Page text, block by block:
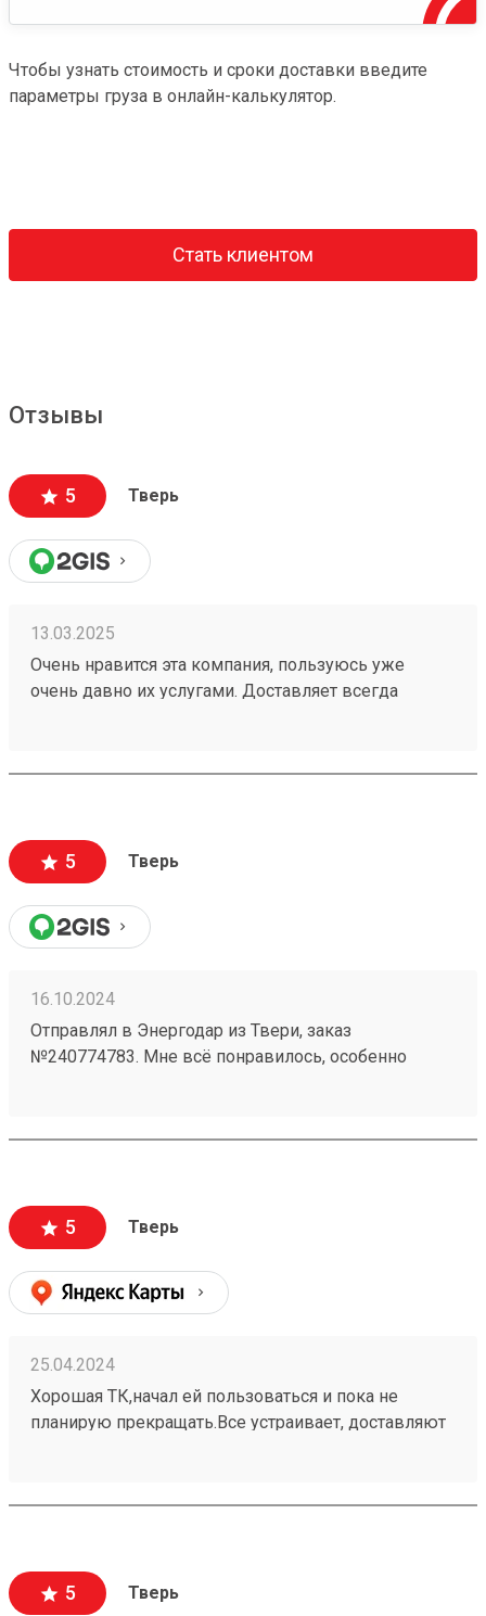
Чтобы узнать стоимость и сроки доставки введите
параметры груза в онлайн-калькулятор.
Стать клиентом
Отзывы
5 Тверь
13.03.2025
Очень нравится эта компания, пользуюсь уже
очень давно их услугами. Доставляет всегда
крайне редко), в общем, всем рекомендую. Номер
5 Тверь
16.10.2024
Отправлял в Энергодар из Твери, заказ
№240774783. Мне всё понравилось, особенно
удовольствие сотрудничать. Сам продолжаю
5 Тверь
25.04.2024
Хорошая ТК,начал ей пользоваться и пока не
планирую прекращать.Все устраивает, доставляют
дружелюбные.Получал заказ 240307631, помогли
5 Тверь